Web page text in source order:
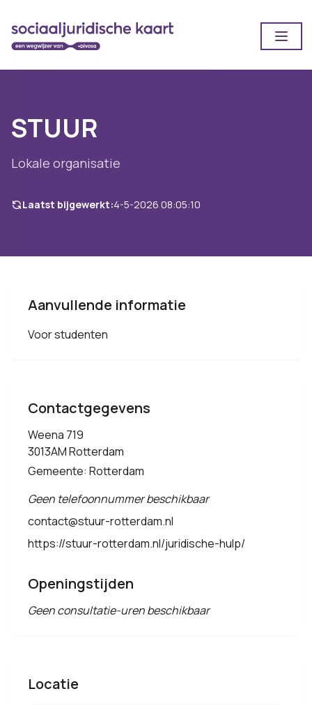
STUUR
Lokale organisatie
Laatst bijgewerkt:4-5-2026 08:05:10
Aanvullende informatie
Voor studenten
Contactgegevens
Weena 719
3013AM Rotterdam
Gemeente: Rotterdam
Geen telefoonnummer beschikbaar
contact@stuur-rotterdam.nl
https://stuur-rotterdam.nl/juridische-hulp/
Openingstijden
Geen consultatie-uren beschikbaar
Locatie